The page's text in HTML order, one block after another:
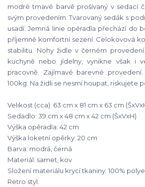
modré tmavé barvě prošívaný v sedací
svým provedením. Tvarovaný sedák s
usadí. Jemná linie opěradla přechází do
příjemně komfortní sezení. Celokovová
stabilitu. Nohy židle v černém
kuchyně nebo jídelny, vynikne však i
pracovně. Zajímavé barevné
100kg. Na židli se nesmí houpat, riskujete
Velikost (cca): 63 cm x 81 cm x 63 cm
Sedadlo: 39 cm x 48 cm x 42 cm (ŠxVxH)
Výška opěradla: 42 cm
Výška loketní opěrky: 20 cm
Barva: modrá, černá
Materiál: samet, kov
Složení materiálu krycí tkaniny: 100%
Retro styl.